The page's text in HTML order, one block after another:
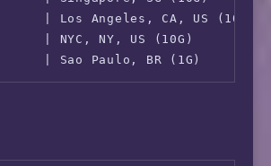
| Los Angeles, CA, US
| NYC, NY, US (10G)
| Sao Paulo, BR (1G)